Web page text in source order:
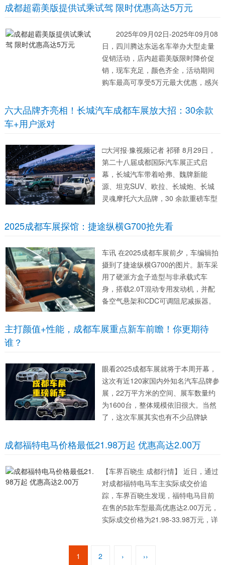
成都超霸美版提供试乘试驾 限时优惠高达5万元
2025年09月02日-2025年09月08
日，四川腾达东远名车举办大型走量
促销活动，店内超霸美版限时降价促
销，现车充足，颜色齐全，活动期间
购车最高可享受5万元最大优惠，感兴
六大品牌齐亮相！长城汽车成都车展放大招：30余款
车+用户派对
□大河报·豫视频记者 祁驿 8月29日，
第二十八届成都国际汽车展正式启
幕，长城汽车带着哈弗、魏牌新能
源、坦克SUV、欧拉、长城炮、长城
灵魂摩托六大品牌，30 余款重磅车型
的“展品陈列”模式，这次长城把聚光灯
对准了用户，不仅秀出新技术硬实
2025成都车展探馆：捷途纵横G700抢先看
车讯 在2025成都车展前夕，车编辑拍
摄到了捷途纵横G700的图片。新车采
用了硬派方盒子造型与非承载式车
身，搭载2.0T混动专用发动机，并配
备空气悬架和CDC可调阻尼减振器。
的方盒子设计，整体造型硬朗霸气。
具体来看，新车前脸延续了捷途家族
主打颜值+性能，成都车展重点新车前瞻！你更期待
谁？
眼看2025成都车展就将于本周开幕，
这次有近120家国内外知名汽车品牌参
展，22万平方米的空间、展车数量约
为1600台，整体规模依旧很大。当然
了，这次车展其实也有不少品牌缺
式集结，而合资车企则聚集于性能系
列。我们不妨在车展前，看看这几款
成都福特电马价格最低21.98万起 优惠高达2.00万
【车界百晓生 成都行情】 近日，通过
对成都福特电马车主实际成交价追
踪，车界百晓生发现，福特电马目前
在售的5款车型最高优惠达2.00万元，
实际成交价格为21.98-33.98万元，详
1
2 › ››